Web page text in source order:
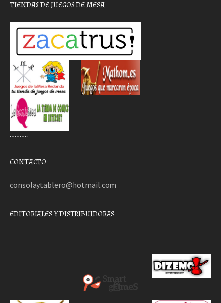
TIENDAS DE JUEGOS DE MESA
………..
CONTACTO:
consolaytablero@hotmail.com
EDITORIALES Y DISTRIBUIDORAS